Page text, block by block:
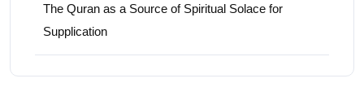
The Quran as a Source of Spiritual Solace for
Supplication